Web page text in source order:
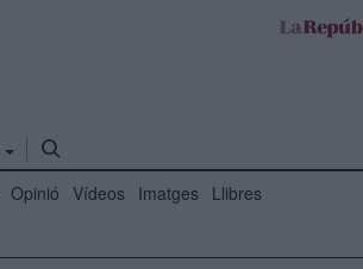
Opinió Vídeos Imatges Llibres